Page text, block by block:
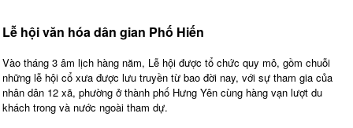
Lễ hội văn hóa dân gian Phố Hiến
Vào tháng 3 âm lịch hàng năm, Lễ hội được tổ chức quy mô, gồm chuỗi
những lễ hội cổ xưa được lưu truyền từ bao đời nay, với sự tham gia của
nhân dân 12 xã, phường ở thành phố Hưng Yên cùng hàng vạn lượt du
khách trong và nước ngoài tham dự.